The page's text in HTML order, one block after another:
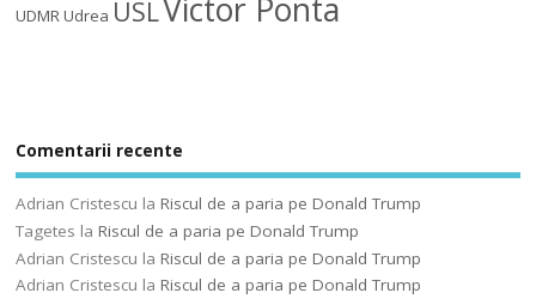
UDMRUdrea USLVictor Ponta
Comentarii recente
Adrian Cristescu laRiscul de a paria pe Donald Trump
Tagetes laRiscul de a paria pe Donald Trump
Adrian Cristescu laRiscul de a paria pe Donald Trump
Adrian Cristescu laRiscul de a paria pe Donald Trump